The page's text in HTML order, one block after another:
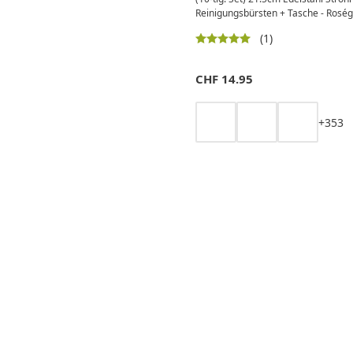
Reinigungsbürsten + Tasche -
(1)
CHF 14.95
+353